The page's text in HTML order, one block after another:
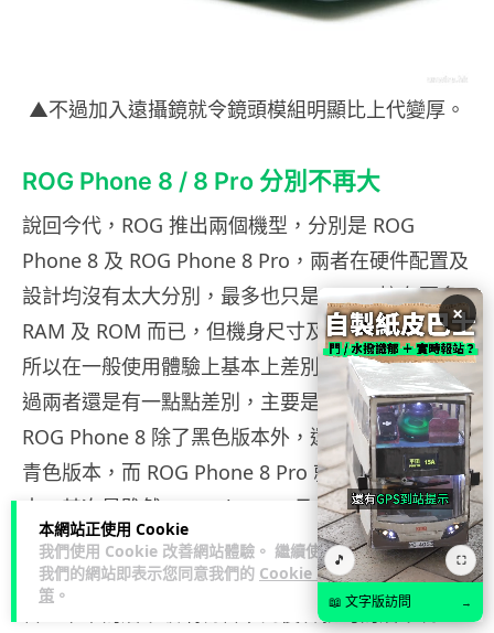
本網站正使用 Cookie
我們使用 Cookie 改善網站體驗。 繼續使用
我們的網站即表示您同意我們的 Cookie 政
策 。
▲不過加入遠攝鏡就令鏡頭模組明顯比上代變厚。
ROG Phone 8 / 8 Pro 分別不再大
說回今代，ROG 推出兩個機型，分別是 ROG
Phone 8 及 ROG Phone 8 Pro，兩者在硬件配置及
設計均沒有太大分別，最多也只是 8 Pro 擁有更多
RAM 及 ROM 而已，但機身尺寸及重量幾乎相同，
所以在一般使用體驗上基本上差別沒有那麼大。不
過兩者還是有一點點差別，主要是設計方面：首先
ROG Phone 8 除了黑色版本外，還設有頗為吸引的
青色版本，而 ROG Phone 8 Pro 就只有黑色一個版
本。其次是雖然 ROG Phone 8 及 ROG Phone 8
Pro 機背均採用 Slash 風格設計，以斜線分開機身
上半及下半的不同設計，但前者上半為拋光玻璃物
料，下半為磨砂玻璃物料；而後者就均為磨砂物
×
🎵 ⛶
📖 文字版訪問 →